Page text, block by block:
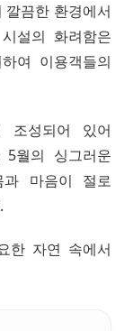
끔한 환경에서
설의 화려함은
여 이용객들의
조성되어 있어
월의 싱그러운
마음이 절로
한 자연 속에서